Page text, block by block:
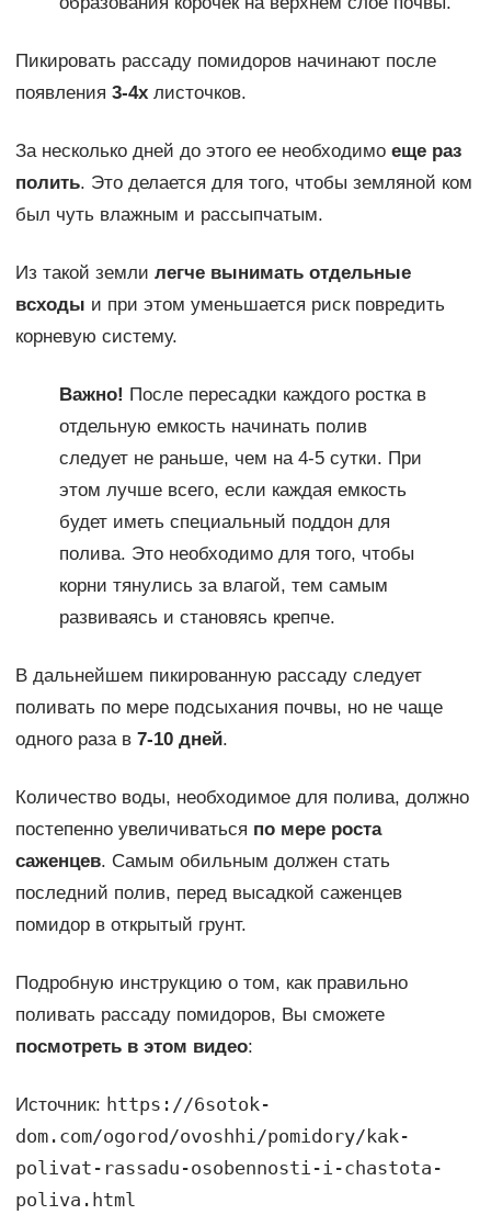
Пикировать рассаду помидоров начинают после
появления 3-4хлисточков.
За несколько дней до этого ее необходимо еще раз
полить. Это делается для того, чтобы земляной ком
был чуть влажным и рассыпчатым.
Из такой земли легче вынимать отдельные
всходы и при этом уменьшается риск повредить
корневую систему.
Важно! После пересадки каждого ростка в
отдельную емкость начинать полив
следует не раньше, чем на 4-5 сутки. При
этом лучше всего, если каждая емкость
будет иметь специальный поддон для
полива. Это необходимо для того, чтобы
корни тянулись за влагой, тем самым
развиваясь и становясь крепче.
В дальнейшем пикированную рассаду следует
поливать по мере подсыхания почвы, но не чаще
одного раза в 7-10 дней.
Количество воды, необходимое для полива, должно
постепенно увеличиваться по мере роста
саженцев. Самым обильным должен стать
последний полив, перед высадкой саженцев
помидор в открытый грунт.
Подробную инструкцию о том, как правильно
поливать рассаду помидоров, Вы сможете
посмотреть в этом видео:
Источник: https://6sotok-
dom.com/ogorod/ovoshhi/pomidory/kak-
polivat-rassadu-osobennosti-i-chastota-
poliva.html